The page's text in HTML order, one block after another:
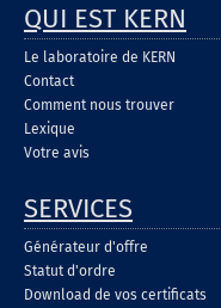
QUI EST KERN
Le laboratoire de KERN
Contact
Comment nous trouver
Lexique
Votre avis
SERVICES
Générateur d'offre
Statut d'ordre
Download de vos certificats